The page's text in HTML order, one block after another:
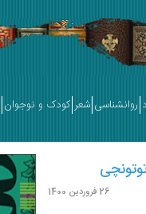
روانشناسی شعر کودک و نوجوان
26 فروردین 1400